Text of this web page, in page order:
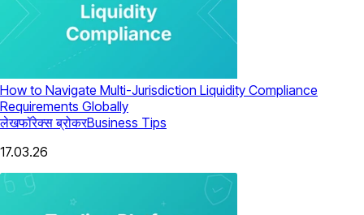
How to Navigate Multi-Jurisdiction Liquidity Compliance
Requirements Globally
लेखफॉरेक्स ब्रोकरBusiness Tips
17.03.26